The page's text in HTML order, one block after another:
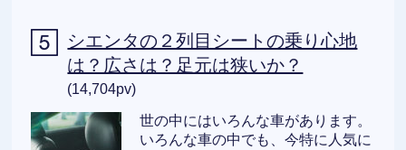
シエンタの２列目シートの乗り心地
は？広さは？足元は狭いか？
(14,704pv)
世の中にはいろんな車があります。
いろんな車の中でも、今特に人気に